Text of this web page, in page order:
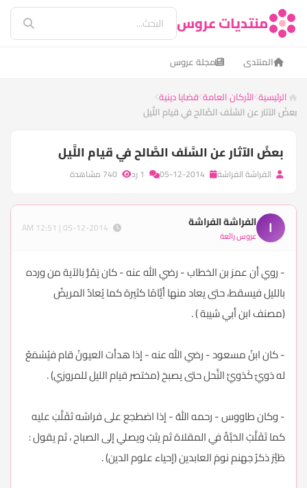
منتديات عروس
المنتدى مجلة عروس
الرئيسية الأركان العامة قضايا دينية
بعضُ الآثار عن السَّلَف الصَّالح في قيام اللَّيل
بعضُ الآثار عن السَّلَف الصَّالح في قيام اللَّيل
الفراشة الفراشة
ا الفراشة الفراشة
عروس رائعة
- روي أن عمرَ بن الخطاب - رضي الله عنه - كان يَمُرُّ بالآية من ورده
بالليل فيسقط، حتى يعاد منها أيَّامًا كثيرة كما يُعادُ المريضُ
(مصنف ابن أبي شيبة ) .
- كان ابنُ مسعود - رضي الله عنه - إذا هدأت العيونُ قام فيُسْمَعُ
له دَويٌ كَدَويِّ النَّحل حتى يصبحَ (مختصر قيام الليل للمروزي) .
- وكان طاووس - رحمه اللهُ - إذا اضطجع على فراشه تَقَلَّبَ عليه
كما تَقَلَّبُ الحَبَّةُ في المقلاة ثم يثبُ ويصلي إلى الصباح ، ثم يقول :
طَيَّرَ ذكرُ جهنم نومَ العابدين (إحياء علوم الدين) .